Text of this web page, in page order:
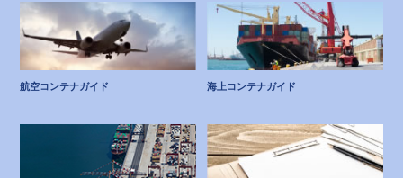
航空コンテナガイド 海上コンテナガイド